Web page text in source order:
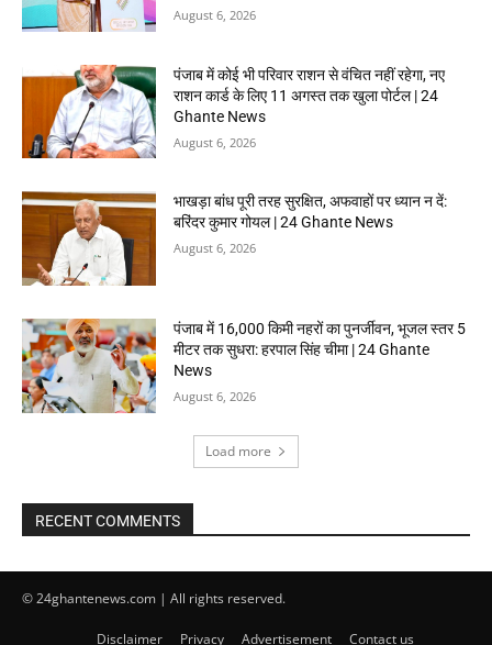
August 6, 2026
पंजाब में कोई भी परिवार राशन से वंचित नहीं रहेगा, नए
राशन कार्ड के लिए 11 अगस्त तक खुला पोर्टल | 24
Ghante News
August 6, 2026
भाखड़ा बांध पूरी तरह सुरक्षित, अफवाहों पर ध्यान न दें:
बरिंदर कुमार गोयल | 24 Ghante News
August 6, 2026
पंजाब में 16,000 किमी नहरों का पुनर्जीवन, भूजल स्तर 5
मीटर तक सुधरा: हरपाल सिंह चीमा | 24 Ghante
News
August 6, 2026
Load more
RECENT COMMENTS
© 24ghantenews.com | All rights reserved.
Disclaimer Privacy Advertisement Contact us